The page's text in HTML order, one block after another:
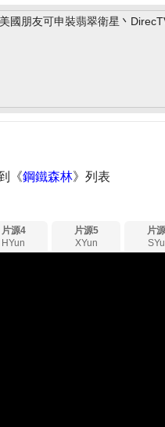
國朋友可申裝翡翠衛星丶
《鋼鐵森林》列表
片源4
HYun
片源5
XYun
片